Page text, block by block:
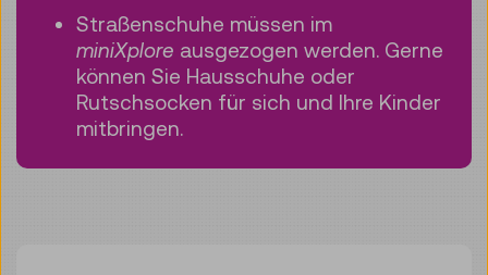
Straßenschuhe müssen im
miniXplore ausgezogen werden. Gerne
können Sie Hausschuhe oder
Rutschsocken für sich und Ihre Kinder
mitbringen.